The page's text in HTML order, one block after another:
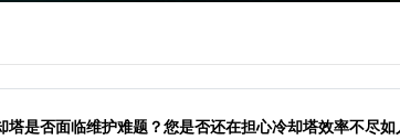
是否面临维护难题？您是否还在担心冷却塔效率不尽如